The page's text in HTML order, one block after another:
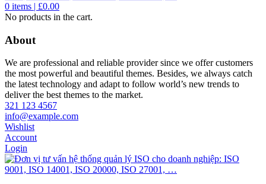
0 items | £0.00
No products in the cart.
About
We are professional and reliable provider since we offer customers
the most powerful and beautiful themes. Besides, we always catch
the latest technology and adapt to follow world’s new trends to
deliver the best themes to the market.
321 123 4567
info@example.com
Wishlist
Account
Login